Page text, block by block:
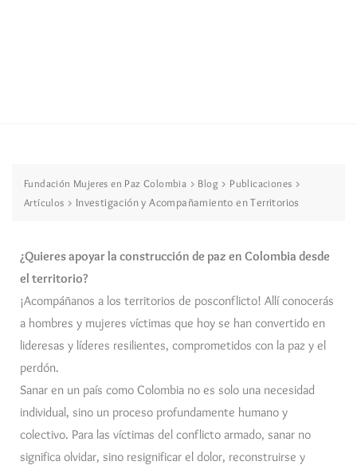
Fundación Mujeres en Paz Colombia > Blog > Publicaciones >
Artículos > Investigación y Acompañamiento en Territorios
¿Quieres apoyar la construcción de paz en Colombia desde
el territorio?
¡Acompáñanos a los territorios de posconflicto! Allí conocerás
a hombres y mujeres víctimas que hoy se han convertido en
lideresas y líderes resilientes, comprometidos con la paz y el
perdón.
Sanar en un país como Colombia no es solo una necesidad
individual, sino un proceso profundamente humano y
colectivo. Para las víctimas del conflicto armado, sanar no
significa olvidar, sino resignificar el dolor, reconstruirse y